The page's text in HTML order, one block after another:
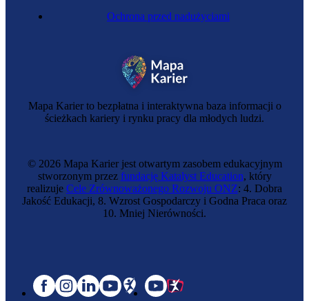
Mapa Karier to bezpłatna i interaktywna baza informacji o
ścieżkach kariery i rynku pracy dla młodych ludzi.
Ochrona przed nadużyciami
© 2026 Mapa Karier jest otwartym zasobem edukacyjnym
stworzonym przez fundację Katalyst Education, który
realizuje Cele Zrównoważonego Rozwoju ONZ: 4. Dobra
Jakość Edukacji, 8. Wzrost Gospodarczy i Godna Praca oraz
10. Mniej Nierówności.